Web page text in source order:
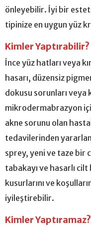
önleyebilir. İyi bir
tipinize en uygun yüz
Kimler Yaptırabilir?
İnce yüz hatları veya
hasarı, düzensiz
dokusu sorunları
mikrodermabrazyon
akne sorunu olan
tedavilerinden
sprey, yeni ve taze bir
tabakayı ve hasarlı
kusurlarını ve
iyileştirebilir.
Kimler Yaptıramaz?